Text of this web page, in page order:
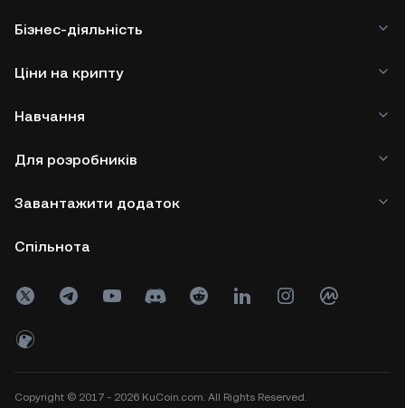
Бізнес-діяльність
Ціни на крипту
Навчання
Для розробників
Завантажити додаток
Спільнота
Copyright © 2017 - 2026 KuCoin.com. All Rights Reserved.